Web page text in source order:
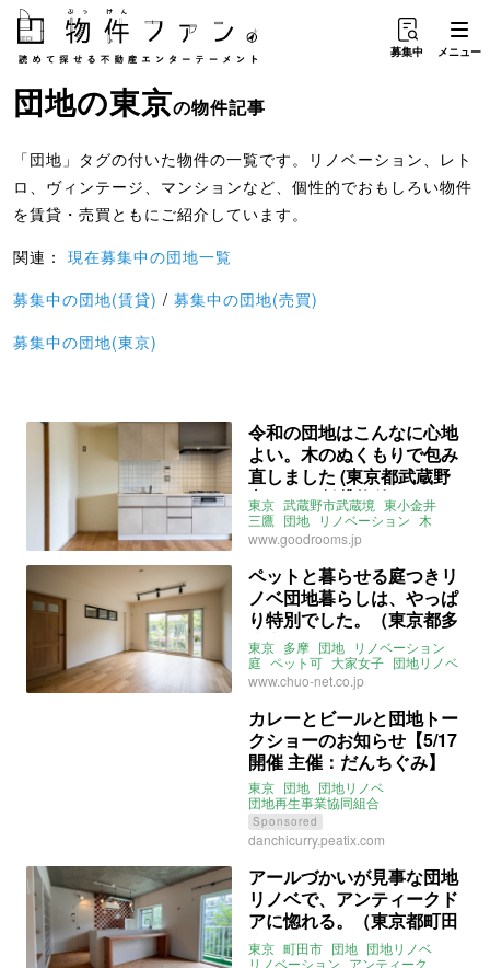
募集中 メニュー
団地の東京の物件記事
「団地」タグの付いた物件の一覧です。リノベーション、レト
ロ、ヴィンテージ、マンションなど、個性的でおもしろい物件
を賃貸・売買ともにご紹介しています。
関連： 現在募集中の団地一覧
募集中の団地(賃貸) / 募集中の団地(売買)
募集中の団地(東京)
令和の団地はこんなに心地
よい。木のぬくもりで包み
直しました (東京都武蔵野
市59㎡の賃貸物件)
東京 武蔵野市武蔵境 東小金井
三鷹 団地 リノベーション 木
2LDK ファミリー
自然 ウォークインクローゼット
goodroom 賃貸
www.goodrooms.jp
ペットと暮らせる庭つきリ
ノベ団地暮らしは、やっぱ
り特別でした。（東京都多
摩市83㎡の売買物件）
東京 多摩 団地 リノベーション
庭 ペット可 大家女子 団地リノベ
団地リノベーション
www.chuo-net.co.jp
カレーとビールと団地トー
クショーのお知らせ【5/17
開催 主催：だんちぐみ】
東京 団地 団地リノベ
団地再生事業協同組合
Sponsored
danchicurry.peatix.com
アールづかいが見事な団地
リノベで、アンティークド
アに惚れる。（東京都町田
市50㎡の売買物件）
東京 町田市 団地 団地リノベ
リノベーション アンティーク